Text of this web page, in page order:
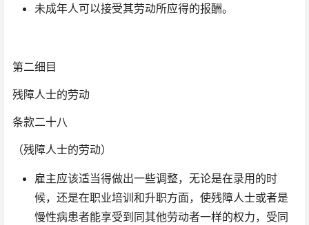
未成年人可以接受其劳动所应得的报酬。
第二细目
残障人士的劳动
条款二十八
（残障人士的劳动）
雇主应该适当得做出一些调整，无论是在录用的时
候，还是在职业培训和升职方面，使残障人士或者是
慢性病患者能享受到同其他劳动者一样的权力，受同